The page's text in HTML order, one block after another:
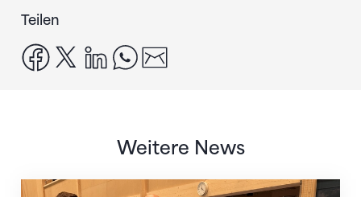
Teilen
facebook
x linkedinwhatsapp
Weitere News
Mit klaren Zielen nach Zagreb